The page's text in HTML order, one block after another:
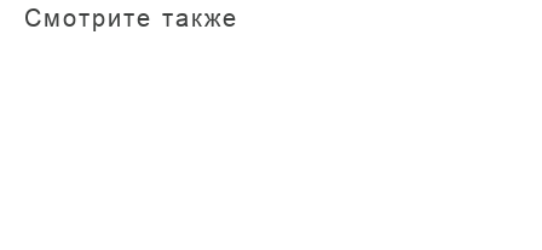
Смотрите также